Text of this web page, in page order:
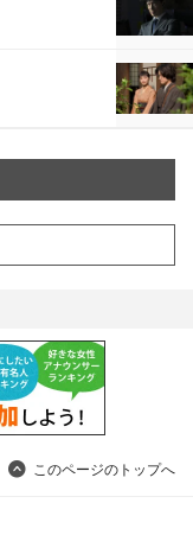
このページのトップへ